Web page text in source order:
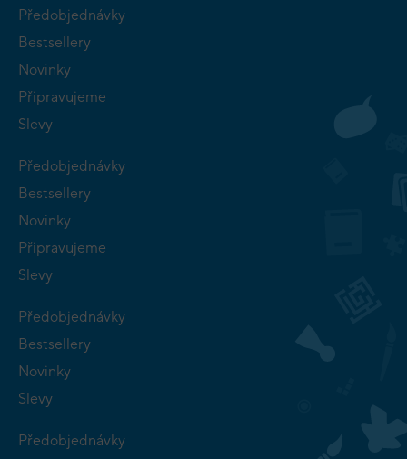
Předobjednávky
Bestsellery
Novinky
Připravujeme
Slevy
Předobjednávky
Bestsellery
Novinky
Připravujeme
Slevy
Předobjednávky
Bestsellery
Novinky
Slevy
Předobjednávky